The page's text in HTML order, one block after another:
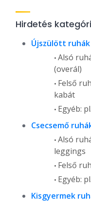
Hirdetés
Újszülött ruhák
Alsó
(overál)
Felső
kabát
Egyéb:
Csecsemő
Alsó
leggings
Felső
Egyéb:
Kisgyermek